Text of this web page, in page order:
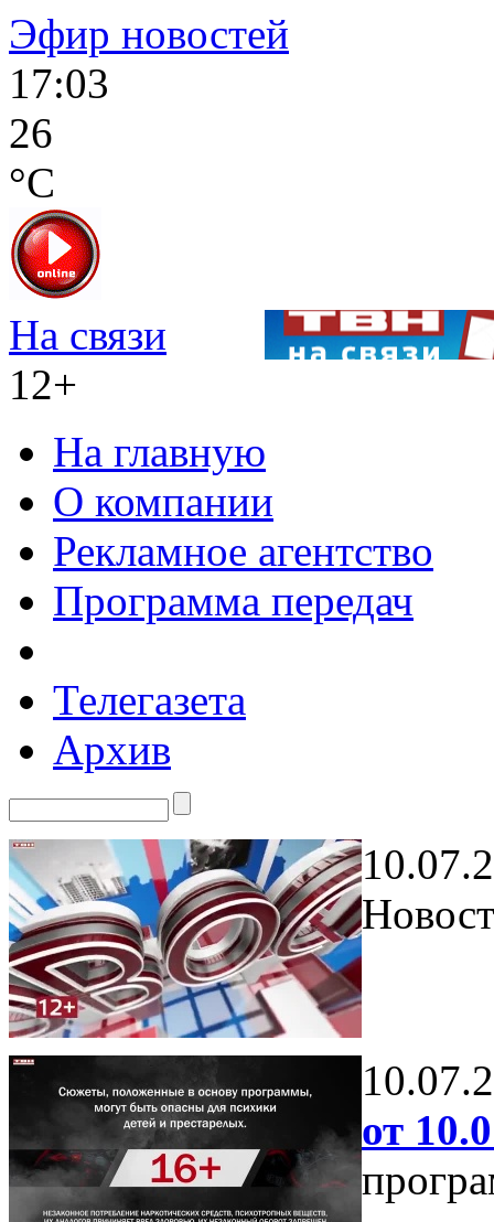
Эфир новостей
17:03
26
°C
На связи
12+
На главную
О компании
Рекламное агентство
Программа передач
Телегазета
Архив
от